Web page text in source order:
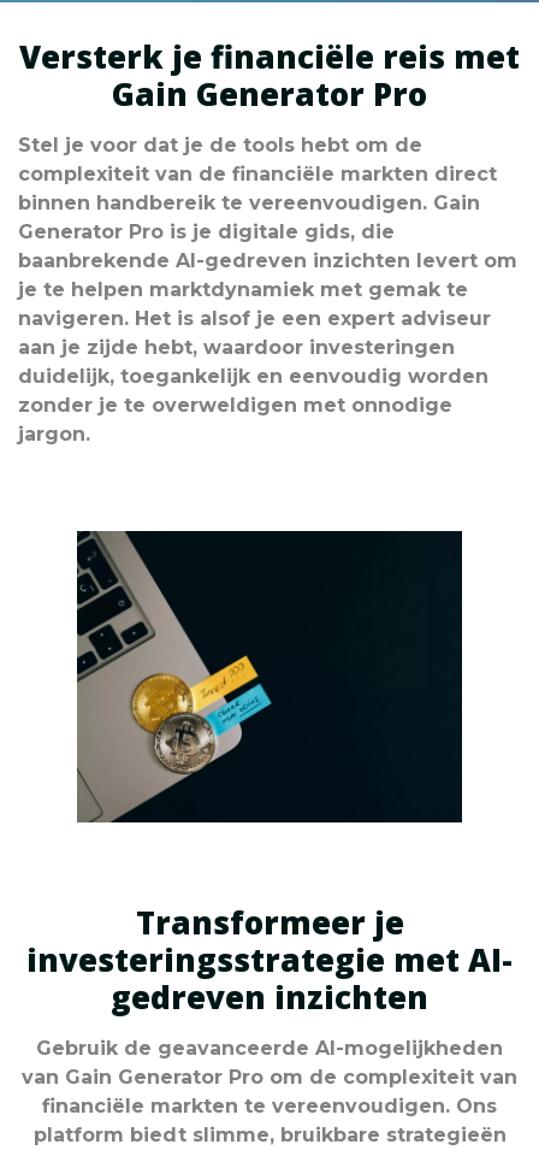
Versterk je financiële reis met
Gain Generator Pro
Stel je voor dat je de tools hebt om de
complexiteit van de financiële markten direct
binnen handbereik te vereenvoudigen. Gain
Generator Pro is je digitale gids, die
baanbrekende AI-gedreven inzichten levert om
je te helpen marktdynamiek met gemak te
navigeren. Het is alsof je een expert adviseur
aan je zijde hebt, waardoor investeringen
duidelijk, toegankelijk en eenvoudig worden
zonder je te overweldigen met onnodige
jargon.
Transformeer je
investeringsstrategie met AI-
gedreven inzichten
Gebruik de geavanceerde AI-mogelijkheden
van Gain Generator Pro om de complexiteit van
financiële markten te vereenvoudigen. Ons
platform biedt slimme, bruikbare strategieën